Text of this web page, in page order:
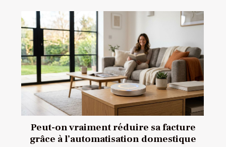
Peut-on vraiment réduire sa facture
grâce à l’automatisation domestique